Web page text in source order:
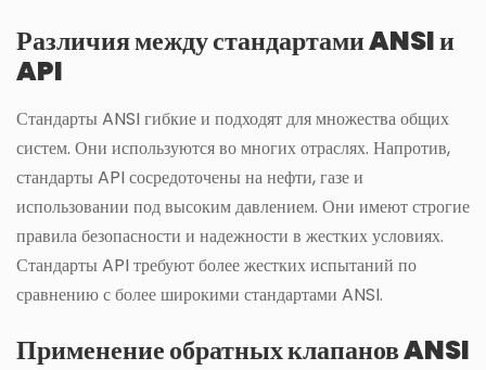
Различия между стандартами ANSI и
API
Стандарты ANSI гибкие и подходят для множества общих
систем. Они используются во многих отраслях. Напротив,
стандарты API сосредоточены на нефти, газе и
использовании под высоким давлением. Они имеют строгие
правила безопасности и надежности в жестких условиях.
Стандарты API требуют более жестких испытаний по
сравнению с более широкими стандартами ANSI.
Применение обратных клапанов ANSI